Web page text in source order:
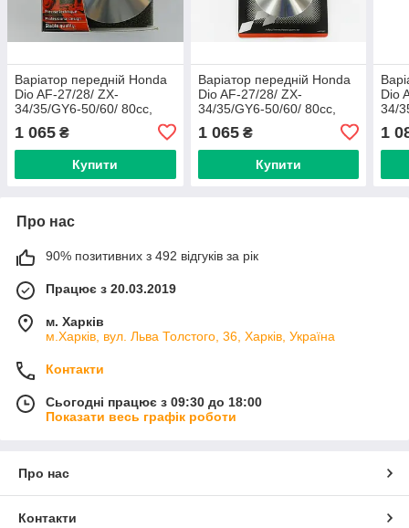
Варіатор передній Honda
Dio AF-27/28/ ZX-
34/35/GY6-50/60/ 80cc,
1 065 ₴
Купити
Варіатор передній Honda
Dio AF-27/28/ ZX-
34/35/GY6-50/60/ 80cc,
роликів з ребрами
1 065₴
Купити
Dio
34/
1
Про нас
90% позитивних з 492 відгуків за рік
Працює з 20.03.2019
м. Харків
м.Харків, вул. Льва Толстого, 36, Харків, Україна
Контакти
Сьогодні працює з 09:30 до 18:00
Показати весь графік роботи
Про нас
Контакти